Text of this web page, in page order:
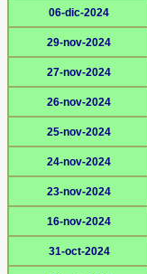
06-dic-2024
29-nov-2024
27-nov-2024
26-nov-2024
25-nov-2024
24-nov-2024
23-nov-2024
16-nov-2024
31-oct-2024